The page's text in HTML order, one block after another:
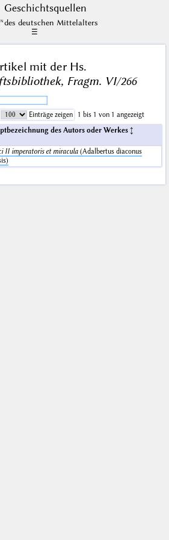
Geschichts­quellen
des deutschen Mittelalters
☰
mit der Hs.
Fragm. VI/266
Einträge zeigen
1 bis 1 von 1 angezeigt
des Autors oder Werkes
II imperatoris et miracula(Adalbertus diaconus